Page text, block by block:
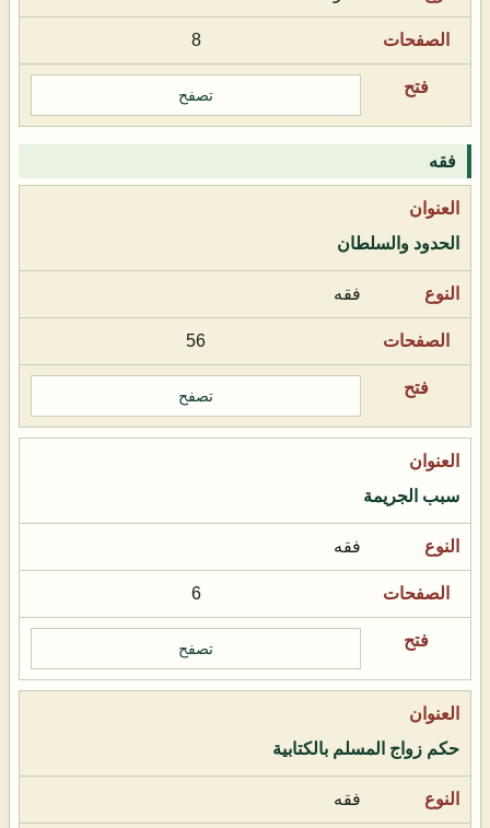
8
تصفح
فقه
الحدود والسلطان
فقه
56
تصفح
سبب الجريمة
فقه
6
تصفح
حكم زواج المسلم بالكتابية
فقه